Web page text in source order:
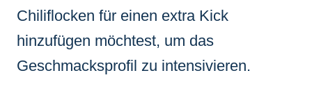
Chiliflocken für einen extra Kick
hinzufügen möchtest, um das
Geschmacksprofil zu intensivieren.